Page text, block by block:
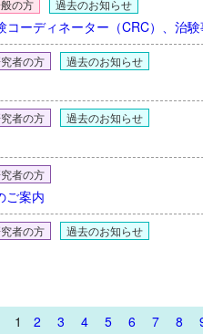
の方 過去のお知らせ
ーディネーター（CRC）、治
者の方 過去のお知らせ
者の方 過去のお知らせ
者の方
ご案内
者の方 過去のお知らせ
1 2 3 4 5 6 7 8